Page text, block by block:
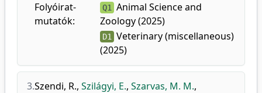
Folyóirat-
mutatók:
Q1 Animal Science and
Zoology (2025)
D1 Veterinary (miscellaneous)
(2025)
3.Szendi, R., Szilágyi, E., Szarvas, M. M.,